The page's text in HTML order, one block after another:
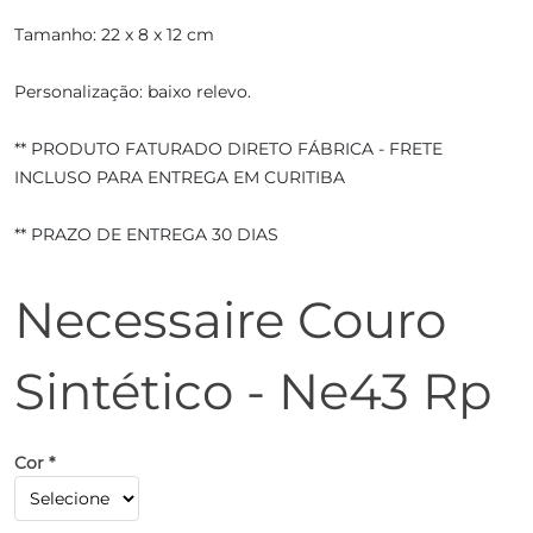
Tamanho: 22 x 8 x 12 cm
Personalização: baixo relevo.
** PRODUTO FATURADO DIRETO FÁBRICA - FRETE
INCLUSO PARA ENTREGA EM CURITIBA
** PRAZO DE ENTREGA 30 DIAS
Necessaire Couro
Sintético - Ne43 Rp
Cor *